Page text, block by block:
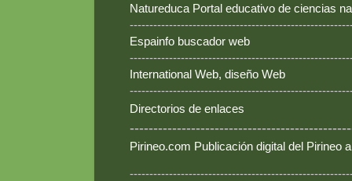
Natureduca Portal educativo de ciencias
Espainfo buscador web
International Web, diseño Web
Directorios de enlaces
Pirineo.com Publicación digital del Pirineo